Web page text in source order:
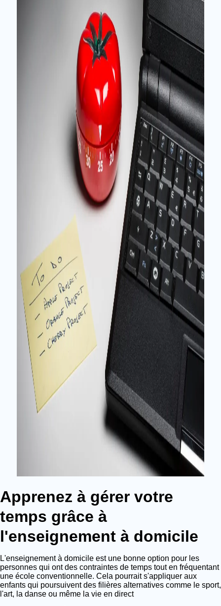
Apprenez à gérer votre
temps grâce à
l'enseignement à domicile
L'enseignement à domicile est une bonne option pour les
personnes qui ont des contraintes de temps tout en fréquentant
une école conventionnelle. Cela pourrait s'appliquer aux
enfants qui poursuivent des filières alternatives comme le sport,
l'art, la danse ou même la vie en direct